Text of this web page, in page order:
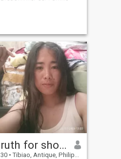
ruth for short🤗
30 • Tibiao, Antique, Philippinen